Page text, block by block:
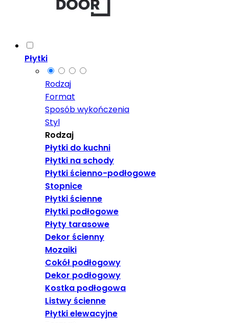
Płytki
Rodzaj
Format
Sposób wykończenia
Styl
Rodzaj
Płytki do kuchni
Płytki na schody
Płytki ścienno-podłogowe
Stopnice
Płytki ścienne
Płytki podłogowe
Płyty tarasowe
Dekor ścienny
Mozaiki
Cokół podłogowy
Dekor podłogowy
Kostka podłogowa
Listwy ścienne
Płytki elewacyjne